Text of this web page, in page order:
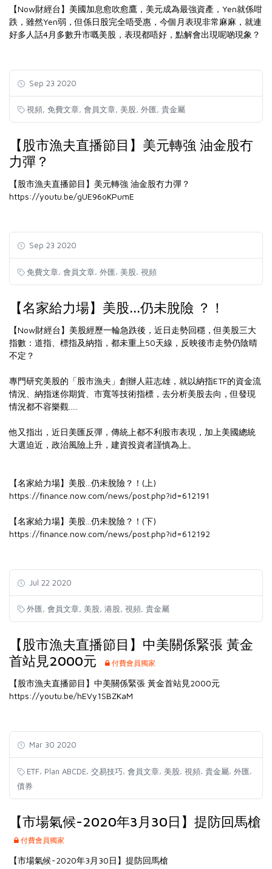
【Now財經台】美國加息愈吹愈鷹，美元成為最強資產，Yen就係咁
跌，雖然Yen弱，但係日股完全唔受惠，今個月表現非常麻麻，就連
好多人話4月多數升市嘅美股，表現都唔好，點解會出現呢啲現象？
Sep 23 2020
視頻 免費文章 會員文章 美股 外匯 貴金屬
【股市漁夫直播節目】美元轉強 油金股冇
力彈？
【股市漁夫直播節目】美元轉強 油金股冇力彈？
https://youtu.be/gUE96oKPumE
Sep 23 2020
免費文章, 會員文章, 外匯, 美股, 視頻
【名家給力場】美股...仍未脫險 ？！
【Now財經台】美股經歷一輪急跌後，近日走勢回穩，但美股三大
指數：道指、標指及納指，都未重上50天線，反映後市走勢仍陰晴
不定？
專門研究美股的「股市漁夫」創辦人莊志雄，就以納指ETF的資金流
情況、納指迷你期貨、市寬等技術指標，去分析美股去向，但發現
情況都不容樂觀.....
他又指出，近日美匯反彈，傳統上都不利股市表現，加上美國總統
大選迫近，政治風險上升，建資投資者謹慎為上。
【名家給力場】美股...仍未脫險？！(上)
https://finance.now.com/news/post.php?id=612191
【名家給力場】美股...仍未脫險？！(下)
https://finance.now.com/news/post.php?id=612192
Jul 22 2020
外匯 會員文章 美股 港股 視頻 貴金屬
【股市漁夫直播節目】中美關係緊張 黃金
首站見2000元
付費會員獨家
【股市漁夫直播節目】中美關係緊張 黃金首站見2000元
https://youtu.be/hEVy1SBZKaM
Mar 30 2020
ETF, Plan ABCDE, 交易技巧, 會員文章, 美股, 視頻, 貴金屬, 外匯,
債券
【市場氣候-2020年3月30日】提防回馬槍
付費會員獨家
【市場氣候-2020年3月30日】提防回馬槍